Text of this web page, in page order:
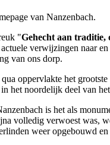
van Nanzenbach.
"Gehecht aan traditie,
verwijzingen naar
van ons dorp.
oppervlakte het
het noordelijk deel van
is het als
volledig verwoest was,
weer opgebouwd